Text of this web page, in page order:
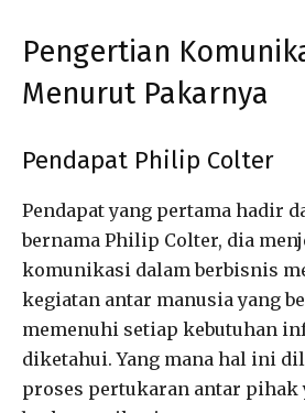
Pengertian
Menurut Pakarnya
Pendapat Philip Colter
Pendapat yang pertama hadir
bernama Philip Colter, dia
komunikasi dalam berbisnis
kegiatan antar manusia yang
memenuhi setiap kebutuhan
diketahui. Yang mana hal ini
proses pertukaran antar pihak